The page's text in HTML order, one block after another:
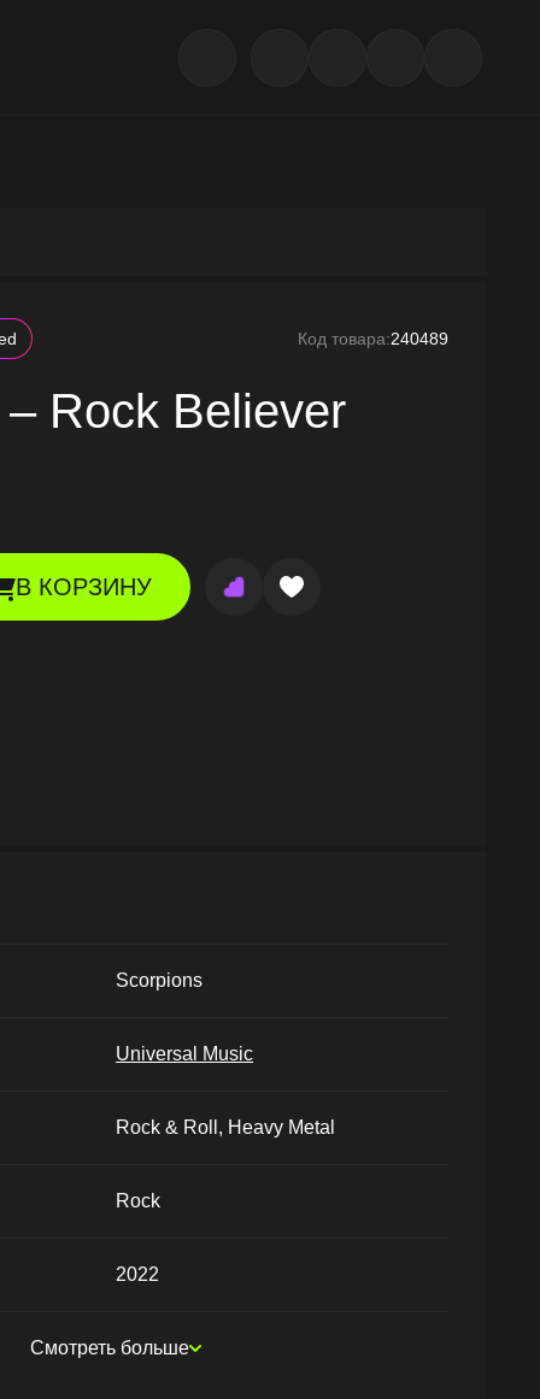
Код товара:240489
Rock Believer
В КОРЗИНУ
Scorpions
Universal Music
Rock & Roll, Heavy Metal
Rock
2022
Смотреть больше